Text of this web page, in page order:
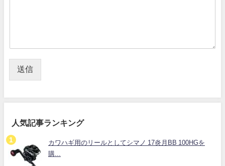
送信
人気記事ランキング
カワハギ用のリールとしてシマノ 17炎月BB 100HGを
購...